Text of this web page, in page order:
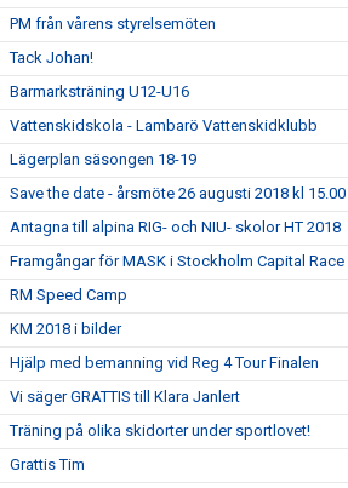
PM från vårens styrelsemöten
Tack Johan!
Barmarksträning U12-U16
Vattenskidskola - Lambarö Vattenskidklubb
Lägerplan säsongen 18-19
Save the date - årsmöte 26 augusti 2018 kl 15.00
Antagna till alpina RIG- och NIU- skolor HT 2018
Framgångar för MASK i Stockholm Capital Race
RM Speed Camp
KM 2018 i bilder
Hjälp med bemanning vid Reg 4 Tour Finalen
Vi säger GRATTIS till Klara Janlert
Träning på olika skidorter under sportlovet!
Grattis Tim